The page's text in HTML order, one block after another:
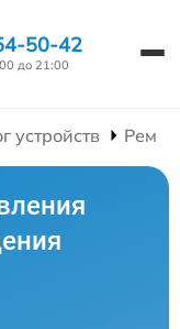
50-42
до 21:00
устройств